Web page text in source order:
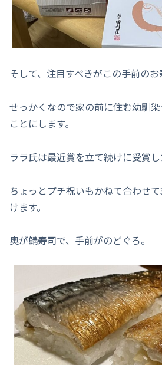
そして、注目すべきがこの手前のお
せっかくなので家の前に住む幼馴
ことにします。
ララ氏は最近賞を立て続けに受賞し
ちょっとプチ祝いもかねて合わせ
けます。
奥が鯖寿司で、手前がのどぐろ。